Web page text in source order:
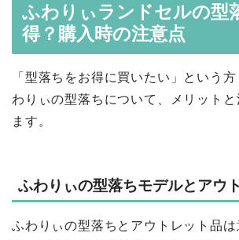
ふわりぃランドセルの型
得？購入時の注意点
「型落ちをお得に買いたい」という
わりぃの型落ちについて、メリットと
ます。
ふわりぃの型落ちモデルとアウ
ふわりぃの型落ちとアウトレット品は